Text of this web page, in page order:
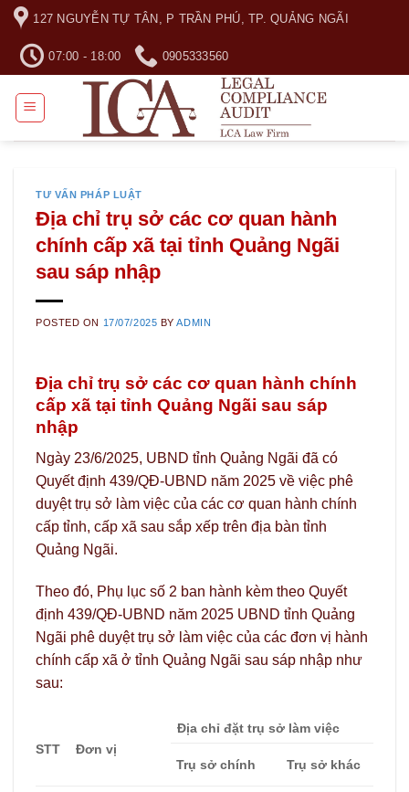
Skip
content
127 NGUYỄN TỰ TÂN, P TRẦN PHÚ, TP. QUẢNG NGÃI
07:00 - 18:00 0905333560
TƯ VẤN PHÁP LUẬT
Địa chỉ trụ sở các cơ quan hành
chính cấp xã tại tỉnh Quảng Ngãi
sau sáp nhập
POSTED ON 17/07/2025 BYADMIN
Địa chỉ trụ sở các cơ quan hành chính
cấp xã tại tỉnh Quảng Ngãi sau sáp
nhập
Ngày 23/6/2025, UBND tỉnh Quảng Ngãi đã có
Quyết định 439/QĐ-UBND năm 2025 về việc phê
duyệt trụ sở làm việc của các cơ quan hành chính
cấp tỉnh, cấp xã sau sắp xếp trên địa bàn tỉnh
Quảng Ngãi.
Theo đó, Phụ lục số 2 ban hành kèm theo Quyết
định 439/QĐ-UBND năm 2025 UBND tỉnh Quảng
Ngãi phê duyệt trụ sở làm việc của các đơn vị hành
chính cấp xã ở tỉnh Quảng Ngãi sau sáp nhập như
sau:
STT Đơn vị
Địa chỉ đặt trụ sở làm việc
Trụ sở chính Trụ sở khác